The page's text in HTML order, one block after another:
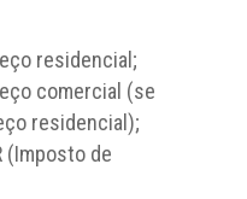
residencial;
comercial (se
residencial);
(Imposto de